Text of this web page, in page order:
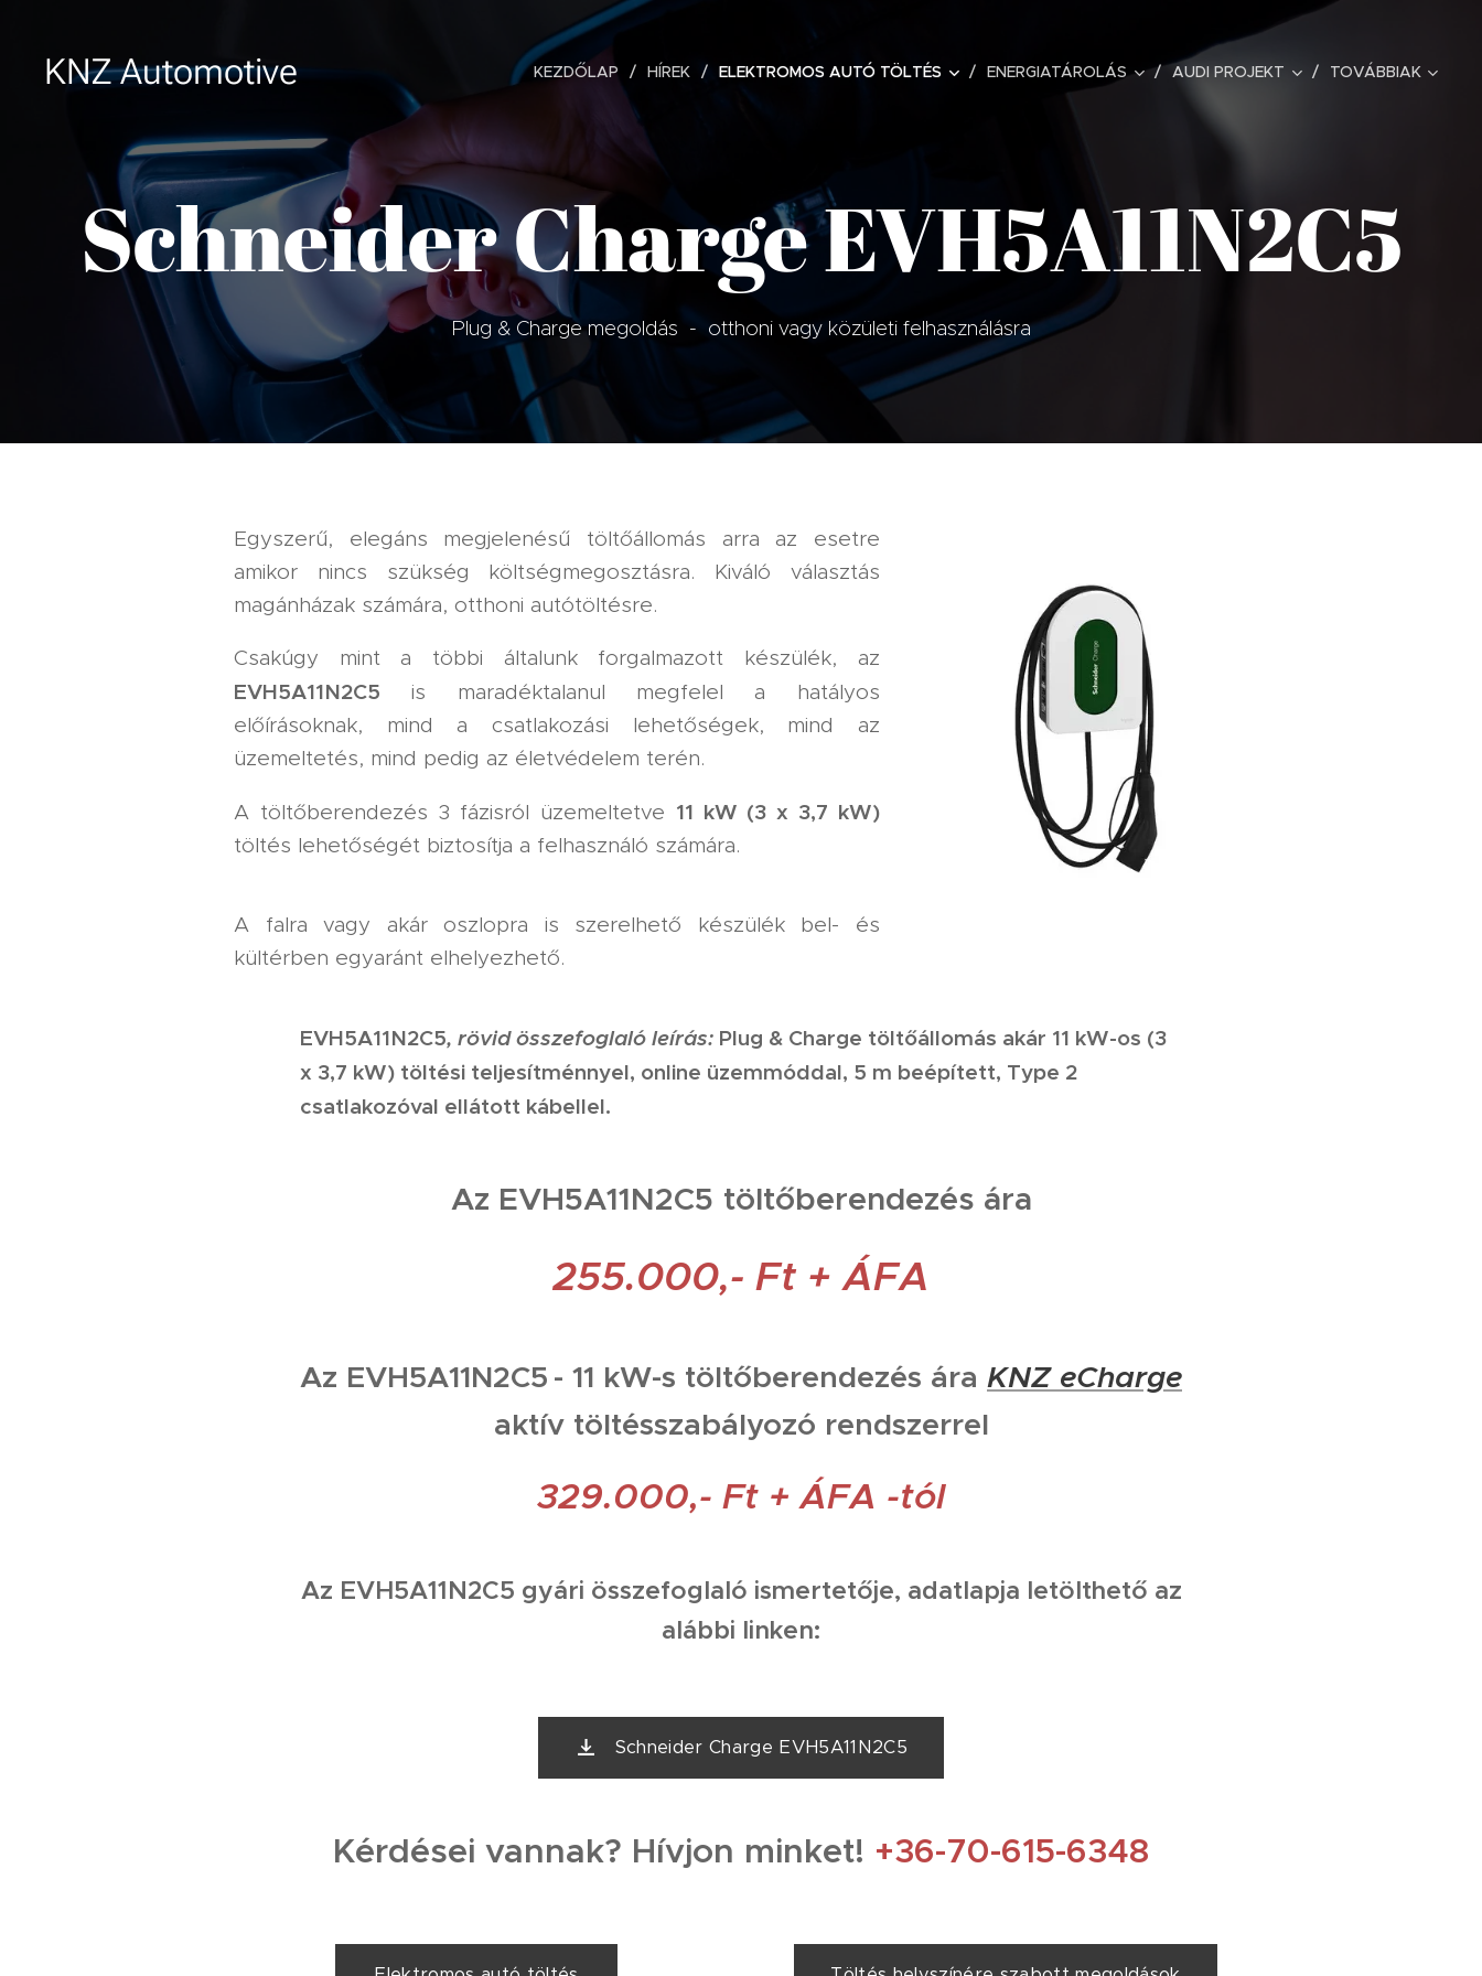
KNZ Automotive KEZDŐLAP HÍREK ELEKTROMOS AUTÓ TÖLTÉS ENERGIATÁROLÁS AUDI PROJEKT TOVÁBBIAK
Schneider Charge EVH5A11N2C5
Plug & Charge megoldás - otthoni vagy közületi felhasználásra
Egyszerű, elegáns megjelenésű töltőállomás arra az esetre
amikor nincs szükség költségmegosztásra. Kiváló választás
magánházak számára, otthoni autótöltésre.
Csakúgy mint a többi általunk forgalmazott készülék, az
EVH5A11N2C5 is maradéktalanul megfelel a hatályos
előírásoknak, mind a csatlakozási lehetőségek, mind az
üzemeltetés, mind pedig az életvédelem terén.
A töltőberendezés 3 fázisról üzemeltetve 11 kW (3 x 3,7 kW)
töltés lehetőségét biztosítja a felhasználó számára.
A falra vagy akár oszlopra is szerelhető készülék bel- és
kültérben egyaránt elhelyezhető.
EVH5A11N2C5, rövid összefoglaló leírás: Plug & Charge töltőállomás akár 11 kW-os (3
x 3,7 kW) töltési teljesítménnyel, online üzemmóddal, 5 m beépített, Type 2
csatlakozóval ellátott kábellel.
Az EVH5A11N2C5 töltőberendezés ára
255.000,- Ft + ÁFA
Az EVH5A11N2C5 - 11 kW-s töltőberendezés ára KNZ eCharge
aktív töltésszabályozó rendszerrel
329.000,- Ft + ÁFA -tól
Az EVH5A11N2C5 gyári összefoglaló ismertetője, adatlapja letölthető az
alábbi linken:
Schneider Charge EVH5A11N2C5
Kérdései vannak? Hívjon minket! +36-70-615-6348